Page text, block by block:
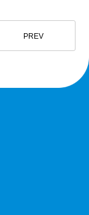
PREV